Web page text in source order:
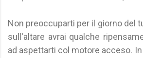
Non preoccuparti per il giorno del
sull'altare avrai qualche
ad aspettarti col motore acceso.